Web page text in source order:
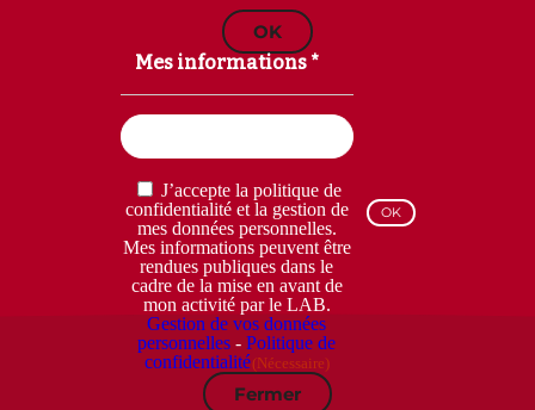
OK
Mes informations *
RGPD
(Nécessaire)
J’accepte la politique de
confidentialité et la gestion de
mes données personnelles.
Mes informations peuvent être
rendues publiques dans le
cadre de la mise en avant de
mon activité par le LAB.
Gestion de vos données
personnelles -Politique de
confidentialité(Nécessaire)
Fermer